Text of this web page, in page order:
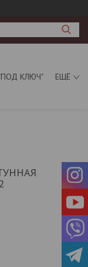
КЛЮЧ" ЕЩЁ